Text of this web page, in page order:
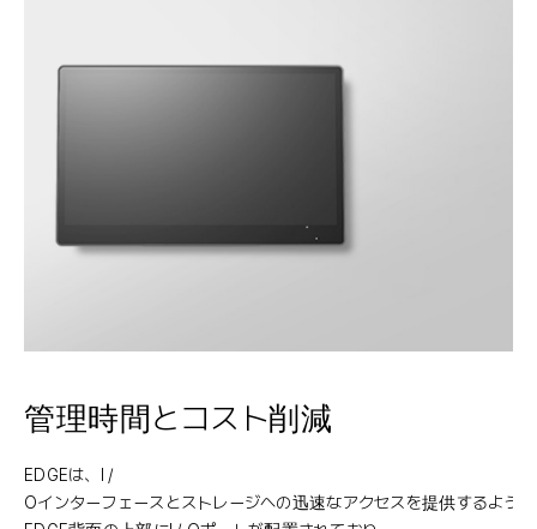
管理時間とコスト削減
EDGEは、I /
Oインターフェースとストレージへの迅速なアクセスを提供するよう